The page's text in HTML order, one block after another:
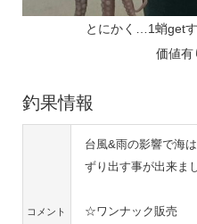
とにかく…1蛸getす
価値有
釣果情報
コメント
台風&雨の影響で海
ずり出す事が出来ま
☆ワンナック販売